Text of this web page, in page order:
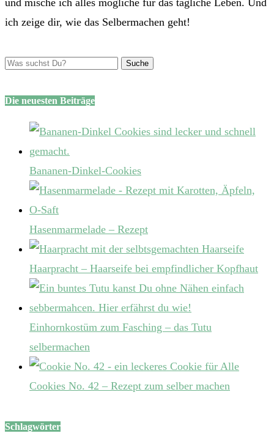
und mische ich alles mögliche für das tägliche Leben. Und
ich zeige dir, wie das Selbermachen geht!
Die neuesten Beiträge
Bananen-Dinkel-Cookies
Hasenmarmelade – Rezept
Haarpracht – Haarseife bei empfindlicher Kopfhaut
Einhornkostüm zum Fasching – das Tutu
selbermachen
Cookies No. 42 – Rezept zum selber machen
Schlagwörter